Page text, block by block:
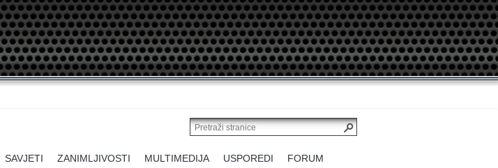
SAVJETI ZANIMLJIVOSTI MULTIMEDIJA USPOREDI FORUM